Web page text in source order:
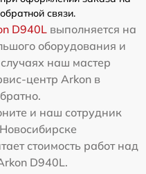
связи.
D940L выполняется на
оборудования и
наш мастер
центр Arkon в
и наш сотрудник
стоимость работ над
D940L.